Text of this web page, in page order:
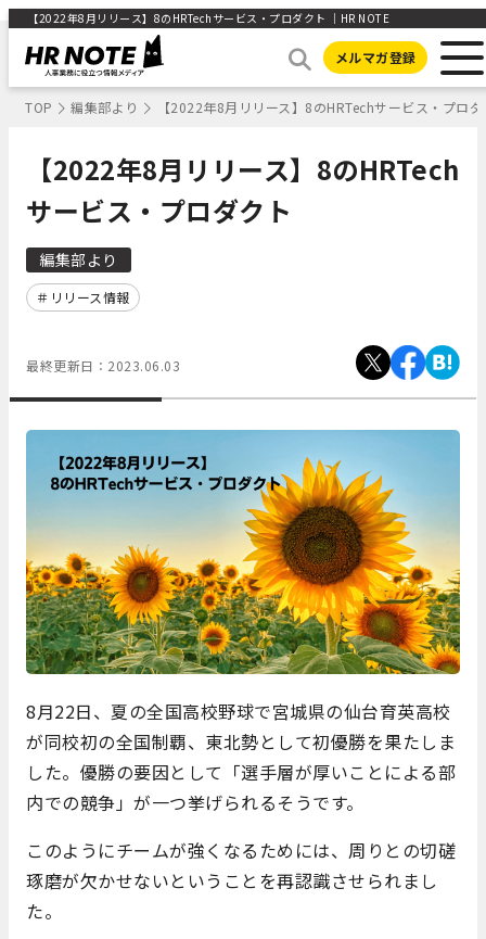
【2022年8月リリース】8のHRTechサービス・プロダクト ｜HR NOTE
メルマガ登録
TOP 編集部より 【2022年8月リリース】8のHRTechサービス・プロ
【2022年8月リリース】8のHRTech
サービス・プロダクト
編集部より
リリース情報
最終更新日： 2023.06.03
8月22日、夏の全国高校野球で宮城県の仙台育英高校
が同校初の全国制覇、東北勢として初優勝を果たしま
した。優勝の要因として「選手層が厚いことによる部
内での競争」が一つ挙げられるそうです。
このようにチームが強くなるためには、周りとの切磋
琢磨が欠かせないということを再認識させられまし
た。